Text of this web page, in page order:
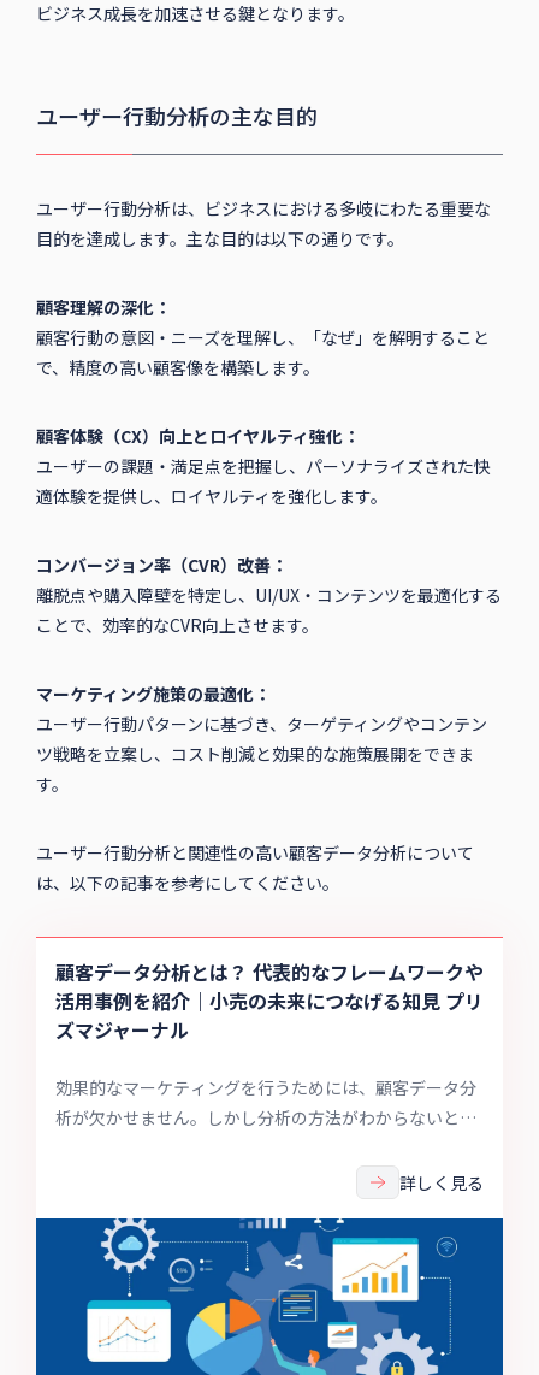
ビジネス成長を加速させる鍵となります。
ユーザー行動分析の主な目的
ユーザー行動分析は、ビジネスにおける多岐にわたる重要な
目的を達成します。主な目的は以下の通りです。
顧客理解の深化：
顧客行動の意図・ニーズを理解し、「なぜ」を解明すること
で、精度の高い顧客像を構築します。
顧客体験（CX）向上とロイヤルティ強化：
ユーザーの課題・満足点を把握し、パーソナライズされた快
適体験を提供し、ロイヤルティを強化します。
コンバージョン率（CVR）改善：
離脱点や購入障壁を特定し、UI/UX・コンテンツを最適化する
ことで、効率的なCVR向上させます。
マーケティング施策の最適化：
ユーザー行動パターンに基づき、ターゲティングやコンテン
ツ戦略を立案し、コスト削減と効果的な施策展開をできま
す。
ユーザー行動分析と関連性の高い顧客データ分析について
は、以下の記事を参考にしてください。
顧客データ分析とは？ 代表的なフレームワークや
活用事例を紹介｜小売の未来につなげる知見 プリ
ズマジャーナル
効果的なマーケティングを行うためには、顧客データ分
析が欠かせません。しかし分析の方法がわからないと悩
詳しく見る